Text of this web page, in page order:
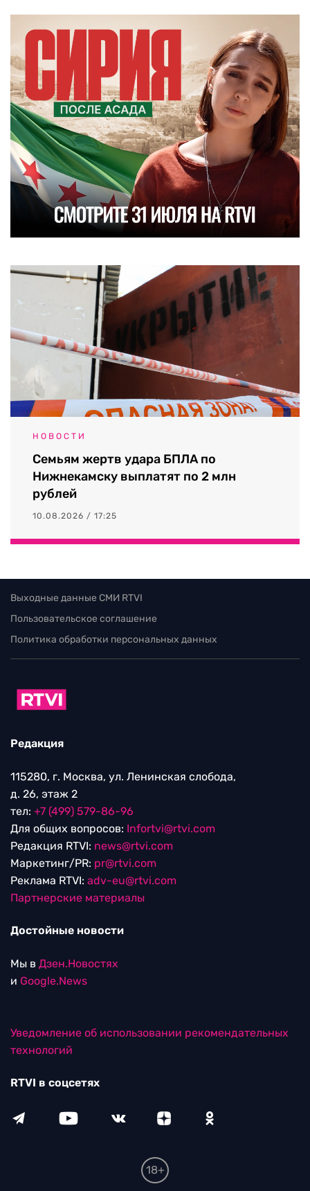
НОВОСТИ
Семьям жертв удара БПЛА по
Нижнекамску выплатят по 2 млн
рублей
10.08.2026 / 17:25
Выходные данные СМИ RTVI
Пользовательское соглашение
Политика обработки персональных данных
Редакция
115280, г. Москва, ул. Ленинская слобода,
д. 26, этаж 2
тел: +7 (499) 579-86-96
Для общих вопросов: Infortvi@rtvi.com
Редакция RTVI: news@rtvi.com
Маркетинг/PR: pr@rtvi.com
Реклама RTVI: adv-eu@rtvi.com
Партнерские материалы
Достойные новости
Мы в Дзен.Новостях
и Google.News
Уведомление об использовании рекомендательных
технологий
RTVI в соцсетях
18+